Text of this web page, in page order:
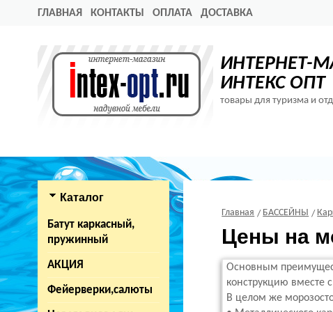
ГЛАВНАЯ КОНТАКТЫ ОПЛАТА ДОСТАВКА
ИНТЕРНЕТ-
ИНТЕКС ОПТ
товары для туризма и
Каталог
Батут каркасный,
пружинный
АКЦИЯ
Фейерверки,салюты
Главная БАССЕЙНЫ
Цены на
Основным
конструкцию вместе
В целом же